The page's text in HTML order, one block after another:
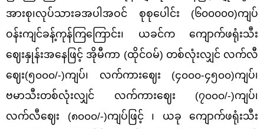
အားစု၊လုပ်သားခအပါအဝင် စုစုပေါင်း (၆၀၀၀၀၀)ကျပ်
ဝန်းကျင်ခန့်ကုန်ကြကြောင်း၊ ယခင်က ကျောက်ဖရုံးသီး
ဈေးနှုန်းအနေဖြင့် အိုမီကာ (ထိုင်ဝမ်) တစ်လုံးလျှင် လက်လီ
ဈေး(၅၀၀၀/-)ကျပ်၊ လက်ကားဈေး (၄၀၀၀-၄၅၀၀)ကျပ်၊
ဗမာသီးတစ်လုံးလျှင် လက်ကားဈေး (၇၀၀၀/-)ကျပ်၊
လက်လီဈေး (၈၀၀၀/-)ကျပ်ဖြင့် ၊ ယခု ကျောက်ဖရုံးသီး